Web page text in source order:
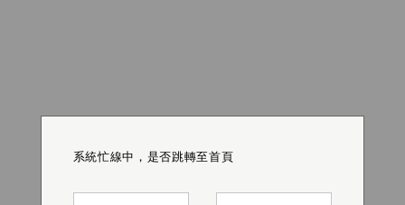
系統忙線中，是否跳轉至首頁
系統忙線中，是否跳轉至首頁
系統忙線中，是否跳轉至首頁
系統忙線中，是否跳轉至首頁
系統忙線中，是否跳轉至首頁